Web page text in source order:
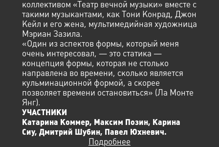
коллективом «Театр вечной музыки» вместе с
такими музыкантами, как Тони Конрад, Джон
Кейл и его жена, мультимедийная художница
Мэриан Зазила.
«Один из аспектов формы, который меня
очень интересовал, — это статика —
концепция формы, которая не столько
направлена ​​во времени, сколько является
кульминационной формой, а скорее
позволяет времени остановиться» (Ла Монте
Янг).
УЧАСТНИКИ
Катарина Коммер, Максим Позин, Карина
Сиу, Дмитрий Шубин, Павел Юхневич.
Подробнее